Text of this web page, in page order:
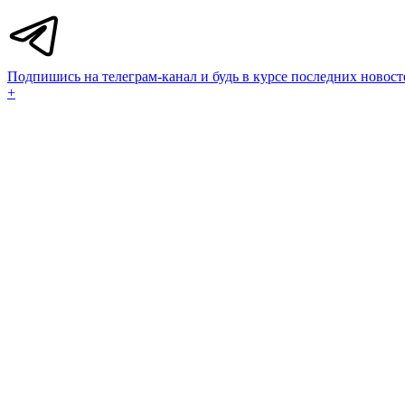
Подпишись на телеграм-канал и будь в курсе последних
+